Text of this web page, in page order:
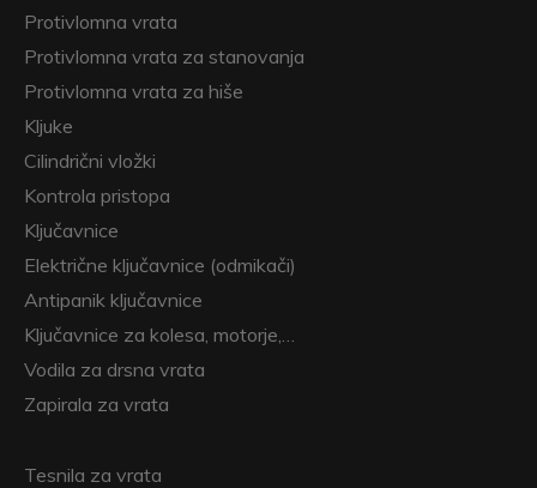
Protivlomna vrata
Protivlomna vrata za stanovanja
Protivlomna vrata za hiše
Kljuke
Cilindrični vložki
Kontrola pristopa
Ključavnice
Električne ključavnice (odmikači)
Antipanik ključavnice
Ključavnice za kolesa, motorje,…
Vodila za drsna vrata
Zapirala za vrata
Tesnila za vrata